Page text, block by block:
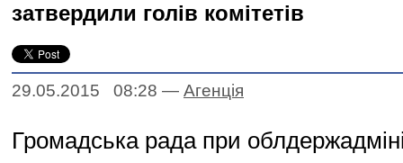
затвердили голів комітетів
29.05.2015 08:28 — Агенцiя
Громадська рада при